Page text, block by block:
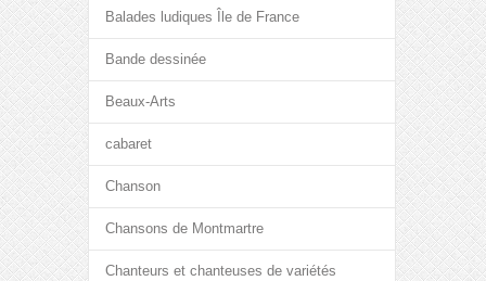
Balades ludiques Île de France
Bande dessinée
Beaux-Arts
cabaret
Chanson
Chansons de Montmartre
Chanteurs et chanteuses de variétés